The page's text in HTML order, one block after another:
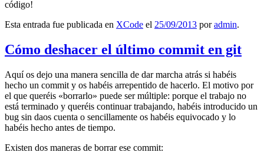
código!
Esta entrada fue publicada en XCode el 25/09/2013 poradmin.
Cómo deshacer el último commit en git
Aquí os dejo una manera sencilla de dar marcha atrás si habéis
hecho un commit y os habéis arrepentido de hacerlo. El motivo por
el que queréis «borrarlo» puede ser múltiple: porque el trabajo no
está terminado y queréis continuar trabajando, habéis introducido un
bug sin daos cuenta o sencillamente os habéis equivocado y lo
habéis hecho antes de tiempo.
Existen dos maneras de borrar ese commit: